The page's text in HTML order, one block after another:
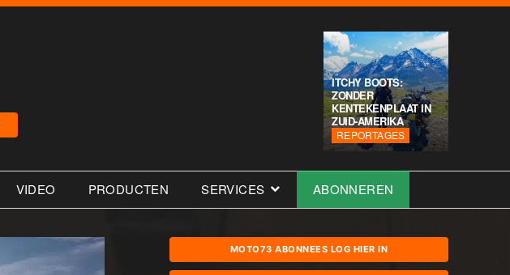
ITCHY BOOTS:
ZONDER
KENTEKENPLAAT IN
ZUID-AMERIKA
REPORTAGES
VIDEO PRODUCTEN SERVICES ABONNEREN
MOTO73 ABONNEES LOG HIER IN